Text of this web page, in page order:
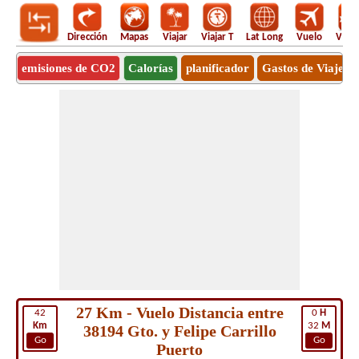
Dirección Mapas Viajar Viajar T Lat Long Vuelo
emisiones de CO2 Calorías planificador Gastos de Viaje
42
Km
Go
0 H
32 M
Go
27 Km - Vuelo Distancia entre
38194 Gto. y Felipe Carrillo
Puerto